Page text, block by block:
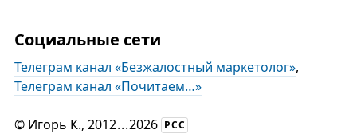
Социальные сети
Телеграм канал «Безжалостный маркетолог»,
Телеграм канал «Почитаем…»
© Игорь К., 2012...2026 РСС